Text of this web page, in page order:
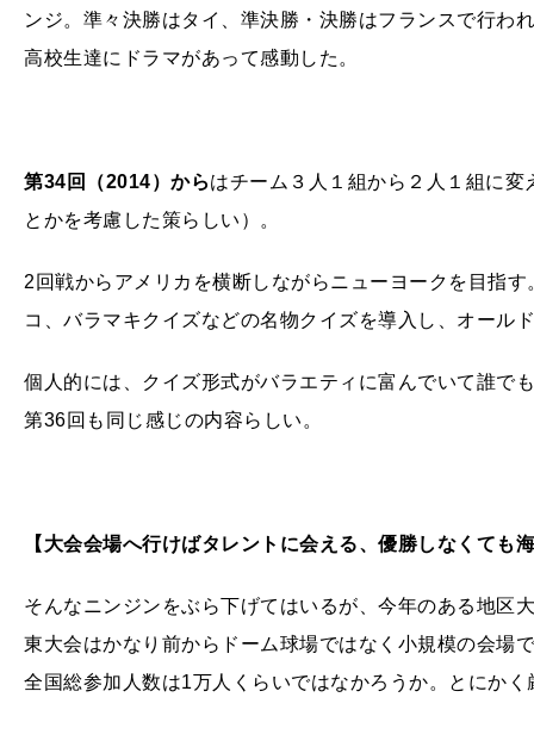
ンジ。準々決勝はタイ、準決勝・決勝はフランスで行わ
高校生達にドラマがあって感動した。
第34回（2014）からはチーム３人１組から２人１組に
とかを考慮した策らしい）。
2回戦からアメリカを横断しながらニューヨークを目指
コ、バラマキクイズなどの名物クイズを導入し、オール
個人的には、クイズ形式がバラエティに富んでいて誰で
第36回も同じ感じの内容らしい。
【大会会場へ行けばタレントに会える、優勝しなくても
そんなニンジンをぶら下げてはいるが、今年のある地区
東大会はかなり前からドーム球場ではなく小規模の会場
全国総参加人数は1万人くらいではなかろうか。とにか